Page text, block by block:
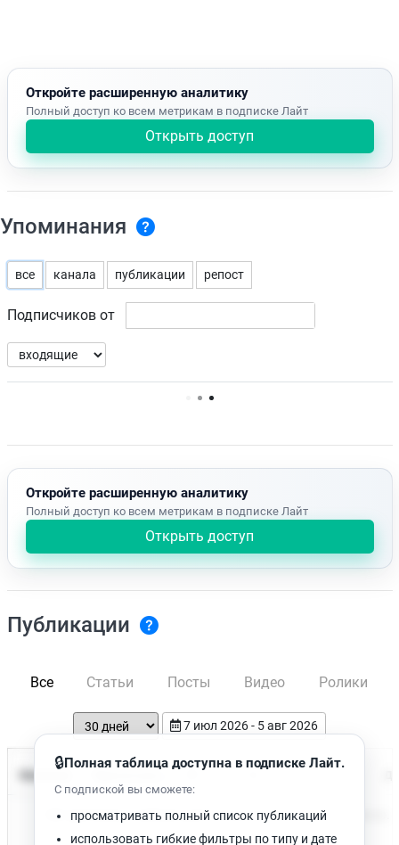
Откройте расширенную аналитику
Полный доступ ко всем метрикам в подписке Лайт
Открыть доступ
Упоминания
все канала публикации репост
Подписчиков от
Нет доступных упоминаний.
Откройте расширенную аналитику
Полный доступ ко всем метрикам в подписке Лайт
Открыть доступ
Публикации
Все Статьи Посты Видео Ролики
7 июл 2026 - 5 авг 2026
Время чтения
Нет доступных публикаций. Попробуйте изменить фильтр.
🔒Полная таблица доступна в подписке Лайт.
С подпиской вы сможете:
просматривать полный список публикаций
использовать гибкие фильтры по типу и дате